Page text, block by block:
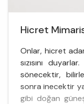
Hicret
Onlar, hicret
sızısını
sönecektir,
sonra inecektir
gibi doğan